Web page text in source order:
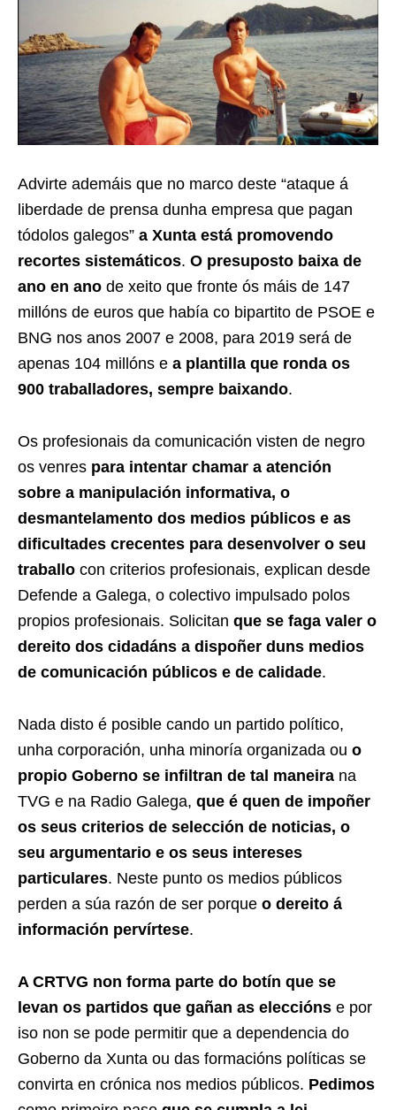
Advirte ademáis que no marco deste “ataque á
liberdade de prensa dunha empresa que pagan
tódolos galegos” a Xunta está promovendo
recortes sistemáticos. O presuposto baixa de
ano en ano de xeito que fronte ós máis de 147
millóns de euros que había co bipartito de PSOE e
BNG nos anos 2007 e 2008, para 2019 será de
apenas 104 millóns e a plantilla que ronda os
900 traballadores, sempre baixando.
Os profesionais da comunicación visten de negro
os venres para intentar chamar a atención
sobre a manipulación informativa, o
desmantelamento dos medios públicos e as
dificultades crecentes para desenvolver o seu
traballo con criterios profesionais, explican desde
Defende a Galega, o colectivo impulsado polos
propios profesionais. Solicitan que se faga valer o
dereito dos cidadáns a dispoñer duns medios
de comunicación públicos e de calidade.
Nada disto é posible cando un partido político,
unha corporación, unha minoría organizada ou o
propio Goberno se infiltran de tal maneira na
TVG e na Radio Galega, que é quen de impoñer
os seus criterios de selección de noticias, o
seu argumentario e os seus intereses
particulares. Neste punto os medios públicos
perden a súa razón de ser porque o dereito á
información pervírtese.
A CRTVG non forma parte do botín que se
levan os partidos que gañan as eleccións e por
iso non se pode permitir que a dependencia do
Goberno da Xunta ou das formacións políticas se
convirta en crónica nos medios públicos. Pedimos